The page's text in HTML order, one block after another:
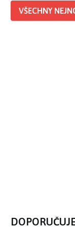
VŠECHNY